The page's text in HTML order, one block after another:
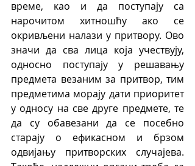
време, као и да поступају са
нарочитом хитношћу ако се
окривљени налази у притвору. Ово
значи да сва лица која учествују,
односно поступају у решавању
предмета везаним за притвор, тим
предметима морају дати приоритет
у односу на све друге предмете, те
да су обавезани да се посебно
старају о ефикасном и брзом
одвијању притворских случајева.